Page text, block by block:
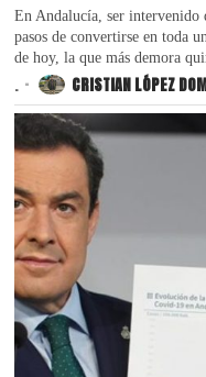
En Andalucía, ser intervenido
pasos de convertirse en toda
de hoy, la que más demora
. CRISTIAN LÓPEZ